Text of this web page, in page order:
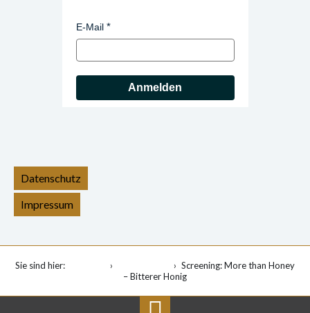
E-Mail
Anmelden
Datenschutz
Impressum
Sie sind hier:
Screening: More than Honey
– Bitterer Honig